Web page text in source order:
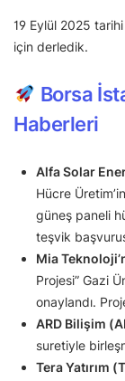
19 Eylül 2025
için derledik.
Borsa
Haberleri
Alfa Solar
Hücre
güneş paneli
teşvik
Mia
Projesi” Gazi
onaylandı.
ARD Bilişim
suretiyle
Tera Yatırım